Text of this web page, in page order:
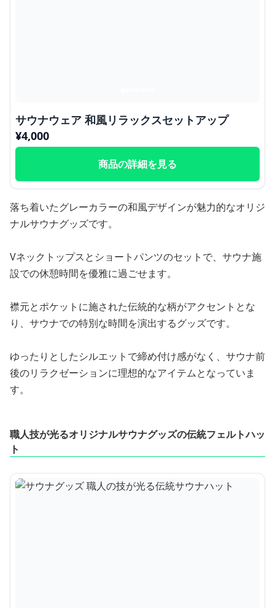
サウナウェア 和風リラックスセットアップ
¥4,000
商品の詳細を見る
落ち着いたグレーカラーの和風デザインが魅力的なオリジ
ナルサウナグッズです。
Vネックトップスとショートパンツのセットで、サウナ施
設での休憩時間を優雅に過ごせます。
襟元とポケットに施された伝統的な柄がアクセントとな
り、サウナでの特別な時間を演出するグッズです。
ゆったりとしたシルエットで締め付け感がなく、サウナ前
後のリラクゼーションに理想的なアイテムとなっていま
す。
職人技が光るオリジナルサウナグッズの伝統フェルトハッ
ト